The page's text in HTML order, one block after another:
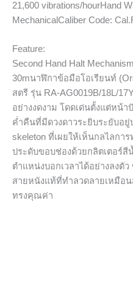
21,600 vibrations/hourHand
MechanicalCaliber Code:
Feature:
Second Hand Halt
30mนาฬิกาข้อมือโอเรียนท์
สตรี รุ่น RA-AG0019B/18L/
อย่างงดงาม โดดเด่นตั้งแต่หน้
ค่ำคืนที่มีดวงดาวระยิบระยับอ
skeleton ที่เผยให้เห็นกลไลกา
ประดับขอบช่องด้วยกลิตเตอร์สี
ตำแหน่งบอกเวลาได้อย่างลงตั
สายหนังแท้ที่ทำลวดลายเหมือ
ทรงคุณค่า